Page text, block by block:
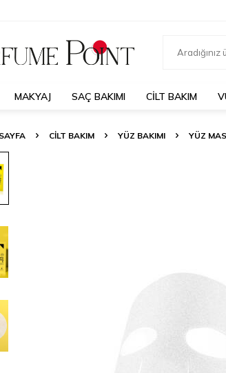
MAKYAJ SAÇ BAKIMI CILT BAKIM
CILT BAKIM YÜZ BAKIMI YÜZ